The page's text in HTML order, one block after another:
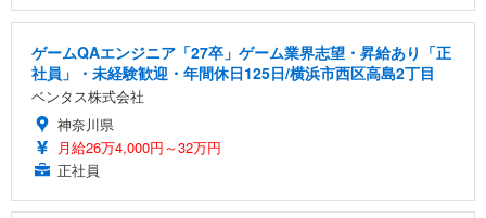
ゲームQAエンジニア「27卒」ゲーム業界志望・昇給あり「正
社員」・未経験歓迎・年間休日125日/横浜市西区高島2丁目
ベンタス株式会社
神奈川県
月給26万4,000円～32万円
正社員